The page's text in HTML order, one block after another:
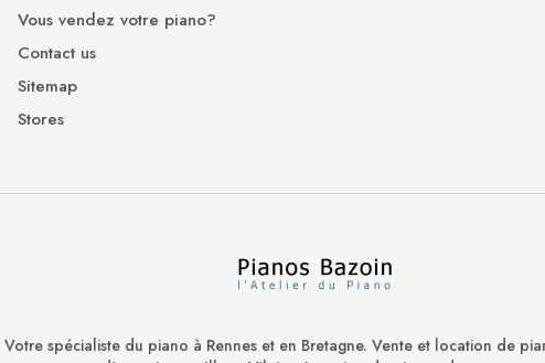
Vous vendez votre piano?
Contact us
Sitemap
Stores
Votre spécialiste du piano à Rennes et en Bretagne. Vente et location de